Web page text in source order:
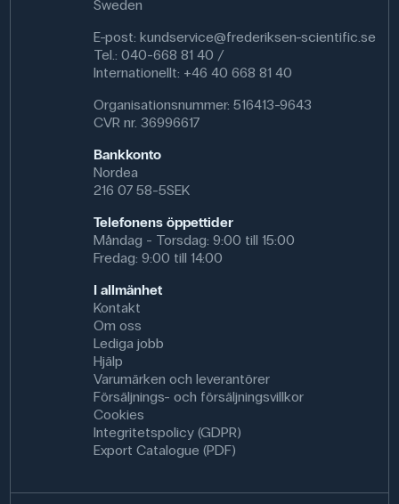
Sweden
E-post: kundservice@frederiksen-scientific.se
Tel.: 040-668 81 40 /
Internationellt: +46 40 668 81 40
Organisationsnummer: 516413-9643
CVR nr. 36996617
Bankkonto
Nordea
216 07 58-5SEK
Telefonens öppettider
Måndag - Torsdag: 9:00 till 15:00
Fredag: 9:00 till 14:00
I allmänhet
Kontakt
Om oss
Lediga jobb
Hjälp
Varumärken och leverantörer
Försäljnings- och försäljningsvillkor
Cookies
Integritetspolicy (GDPR)
Export Catalogue (PDF)